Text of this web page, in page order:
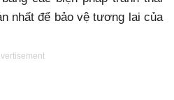
nhất để bảo vệ tương lai của